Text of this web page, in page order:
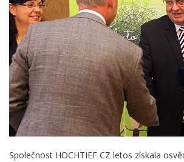
Společnost HOCHTIEF CZ letos získala